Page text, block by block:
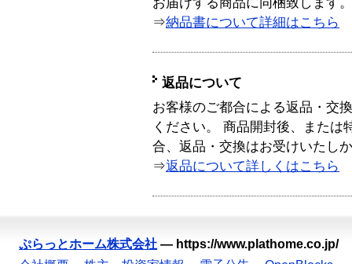
お届けする商品に同梱致します。
⇒納品書について詳細はこちら
返品について
お客様のご都合による返品・交
ください。 商品開封後、または
合、返品・交換はお受けいたし
⇒返品について詳しくはこちら
ぷらっとホーム株式会社 — https://www.plathome.co.jp/